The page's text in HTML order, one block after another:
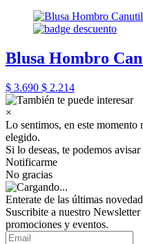
Blusa Hombro
$ 3.690 $ 2.214
×
Lo sentimos, en este momento
elegido.
Si lo deseas, te podemos
Notificarme
No gracias
Enterate de las últimas
Suscribite a nuestro
promociones y eventos.